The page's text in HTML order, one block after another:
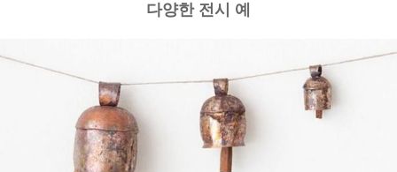
다양한 전시 예